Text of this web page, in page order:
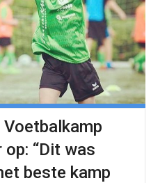
“Dit was
beste kamp